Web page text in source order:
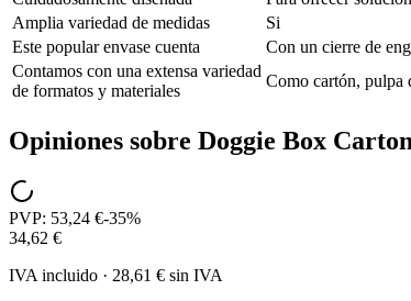
Amplia variedad de medidas
Si
Este popular envase cuenta
Con un cierre de
Contamos con una extensa variedad
de formatos y materiales
Como cartón, pulpa
Opiniones sobre Doggie Box
PVP: 53,24 €-35%
34,62 €
IVA incluido · 28,61 € sin IVA